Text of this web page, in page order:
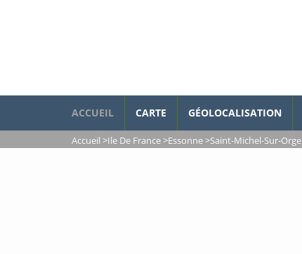
ACCUEIL CARTE GÉOLOCALISATION
Accueil >Ile De France>Essonne>Saint-Michel-Sur-Orge